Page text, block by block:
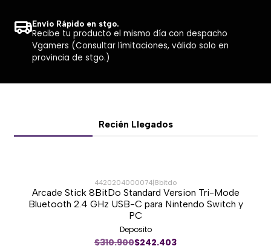
Disipador de aluminio.
Diseño de perfil bajo.
Color negro.
Ideal para gaming, multitarea y productividad.
Envío Rápido en stgo.
Recibe tu producto el mismo día con despacho
Vgamers (Consultar límitaciones, válido solo en
provincia de stgo.)
Recién Llegados
-20%
4420204000074|8bitdo
Arcade Stick 8BitDo Standard Version Tri-Mode
Bluetooth 2.4 GHz USB-C para Nintendo Switch y
PC
Deposito
$310.900$242.403